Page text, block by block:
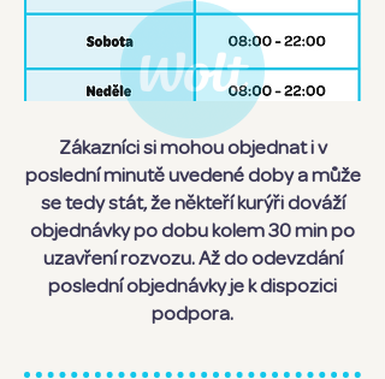
Zákazníci si mohou objednat i v
poslední minutě uvedené doby a může
se tedy stát, že někteří kurýři dováží
objednávky po dobu kolem 30 min po
uzavření rozvozu. Až do odevzdání
poslední objednávky je k dispozici
podpora.